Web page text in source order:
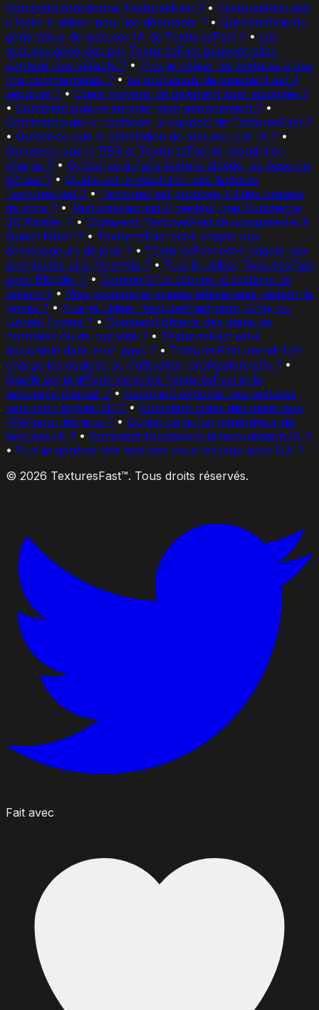
Comment fonctionne TexturesFast ? • TexturesFast est-
il facile à utiliser pour les débutants ? • Qui bénéficie du
générateur de textures IA de TexturesFast ? • Les
textures générées par TexturesFast peuvent-elles
contenir des défauts ? • Puis-je utiliser les textures à des
fins commerciales ? • Le processus de paiement est-il
sécurisé ? • Quels moyens de paiement sont acceptés ?
• Comment puis-je annuler mon abonnement ? •
Comment puis-je contacter le support de TexturesFast ?
• Qu'est-ce que la génération de textures par IA ? •
Qu'est-ce que le PBR et TexturesFast le prend-il en
charge ? • Qu'est-ce qu'une texture albédo, de base ou
diffuse ? • Quelle est la résolution des textures
TexturesFast ? • TexturesFast propose-t-il des presets
de style ? • TexturesFast est-il meilleur que Substance
3D Painter ? • Comment TexturesFast se compare-t-il à
Quixel Mixer ? • TexturesFast est-il adapté aux
développeurs de jeux ? • TexturesFast est-il adapté aux
architectes et à l'ArchViz ? • Puis-je utiliser TexturesFast
avec Blender ? • Comment fonctionne le système de
tokens ? • Mes prompts et images téléversées restent-ils
privés ? • Puis-je utiliser TexturesFast pour Unity ou
Unreal Engine ? • Comment obtenir des maps de
normales ou de rugosité ? • TexturesFast est-il
disponible dans mon pays ? • TexturesFast prend-il en
charge les équipes ou l'utilisation professionnelle ? •
Quelle est la différence entre TexturesFast et le
texturage manuel ? • Comment exporter des textures
vers mon logiciel 3D ? • Comment créer des matériaux
PBR pour les jeux ? • Qu'est-ce qu'un générateur de
textures IA ? • Comment fonctionne la texturisation IA ?
• Puis-je générer des textures pour les jeux avec l'IA ?
© 2026 TexturesFast™. Tous droits réservés.
Fait avec